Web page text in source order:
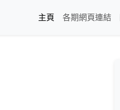
主頁
各期網頁連結